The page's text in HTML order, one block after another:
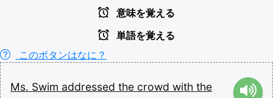
意味を覚える
単語を覚える
このボタンはなに？
Ms. Swim addressed the crowd with the